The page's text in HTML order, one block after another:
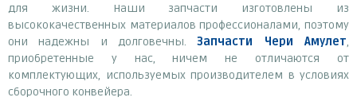
для жизни. Наши запчасти изготовлены из
высококачественных материалов профессионалами, поэтому
они надежны и долговечны.Запчасти Чери Амулет,
приобретенные у нас, ничем не отличаются от
комплектующих, используемых производителем в условиях
сборочного конвейера.